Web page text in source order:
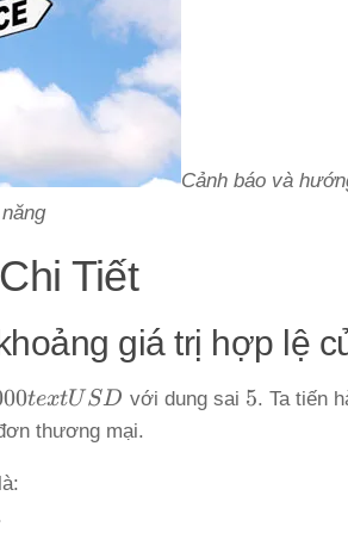
Cảnh báo và
Tiết
giá trị hợp lệ
textUSD với dung sai 5%
5. Ta tiến
thương mại.